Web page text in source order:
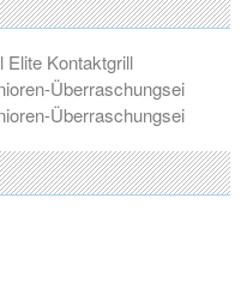
Elite Kontaktgrill
Überraschungsei
Überraschungsei